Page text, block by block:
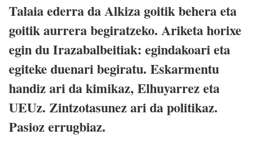
Talaia ederra da Alkiza goitik behera eta
goitik aurrera begiratzeko. Ariketa horixe
egin du Irazabalbeitiak: egindakoari eta
egiteke duenari begiratu. Eskarmentu
handiz ari da kimikaz, Elhuyarrez eta
UEUz. Zintzotasunez ari da politikaz.
Pasioz errugbiaz.